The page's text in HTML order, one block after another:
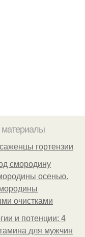
гортензии
смородину
осенью.
очистками
и потенции: 4
для мужчин